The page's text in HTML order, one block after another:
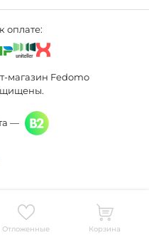
оплате:
магазин Fedomo
—
Отложенные Корзина